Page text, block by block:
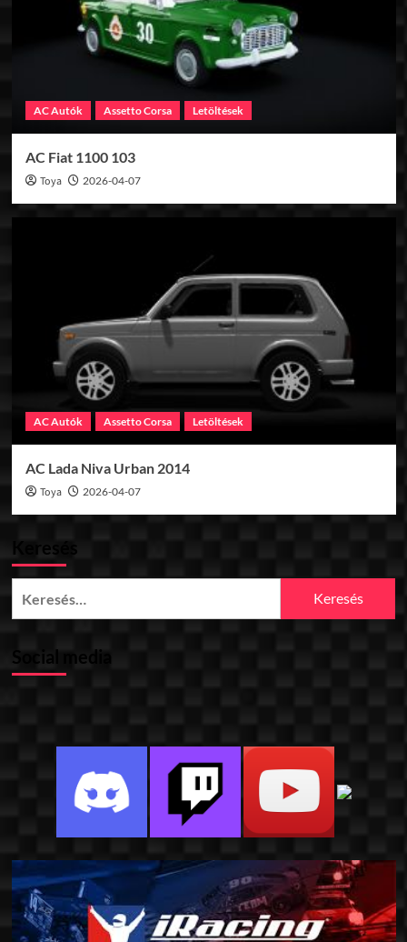
AC Autók Assetto Corsa Letöltések
AC Fiat 1100 103
Toya 2026-04-07
AC Autók Assetto Corsa Letöltések
AC Lada Niva Urban 2014
Toya 2026-04-07
Keresés
Social media